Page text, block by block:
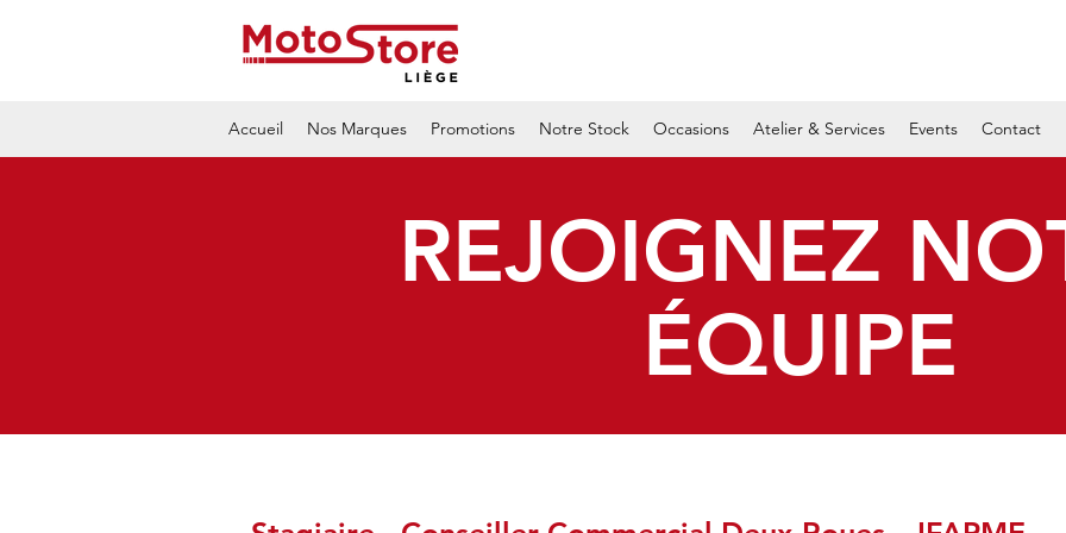
Accueil Nos Marques Promotions Notre Stock Occasions Atelier & Services Events Contact
REJOIGNEZ
ÉQUIPE